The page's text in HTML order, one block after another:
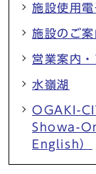
施設使用
施設のご案
営業案内・
水嶺湖
OGAKI-
Showa-
English）